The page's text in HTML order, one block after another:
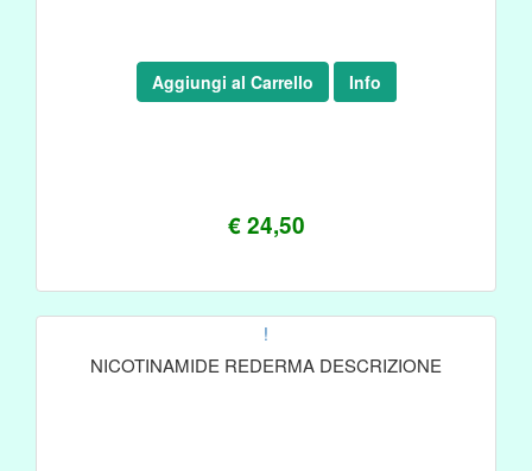
€ 24,50
Aggiungi al Carrello Info
!
NICOTINAMIDE REDERMA DESCRIZIONE